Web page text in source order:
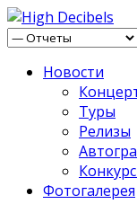
Новости
Туры
Релизы
Фотогалерея